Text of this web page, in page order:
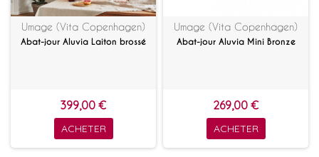
Umage (Vita Copenhagen)
Abat-jour Aluvia Laiton brossé
399,00 €
ACHETER
Umage (Vita Copenhagen)
Abat-jour Aluvia Mini Bronze
269,00 €
ACHETER